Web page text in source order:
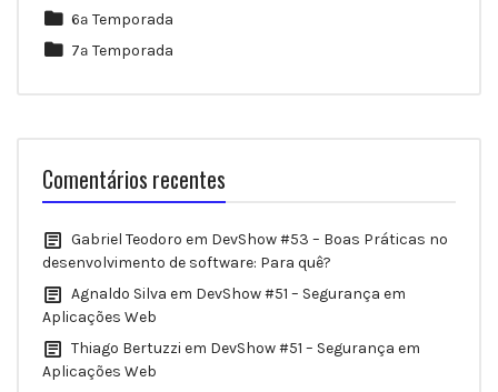
6ª Temporada
7ª Temporada
Comentários recentes
Gabriel Teodoro em DevShow #53 – Boas Práticas no
desenvolvimento de software: Para quê?
Agnaldo Silva em DevShow #51 – Segurança em
Aplicações Web
Thiago Bertuzzi em DevShow #51 – Segurança em
Aplicações Web